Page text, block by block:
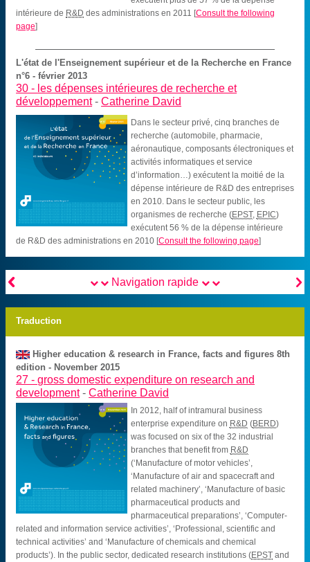
intérieure de R&D des administrations en 2011 [Consult the following
page]
L'état de l'Enseignement supérieur et de la Recherche en France
n°6 - février 2013
30 - les dépenses intérieures de recherche et
développement-Catherine David
Dans le secteur privé, cinq branches de
recherche (automobile, pharmacie,
aéronautique, composants électroniques et
activités informatiques et service
d’information…) exécutent la moitié de la
dépense intérieure de R&D des entreprises
en 2010. Dans le secteur public, les
organismes de recherche (EPST, EPIC)
exécutent 56 % de la dépense intérieure
de R&D des administrations en 2010 [Consult the following page]
 
Navigation rapide
Traduction
Higher education & research in France, facts and figures 8th
edition - November 2015
27 -gross domestic expenditure on research and
development-Catherine David
In 2012, half of intramural business
enterprise expenditure on R&D (BERD)
was focused on six of the 32 industrial
branches that benefit from R&D
(‘Manufacture of motor vehicles’,
‘Manufacture of air and spacecraft and
related machinery’, ‘Manufacture of basic
pharmaceutical products and
pharmaceutical preparations’, ‘Computer-
related and information service activities’, ‘Professional, scientific and
technical activities’ and ‘Manufacture of chemicals and chemical
products’). In the public sector, dedicated research institutions (EPST and